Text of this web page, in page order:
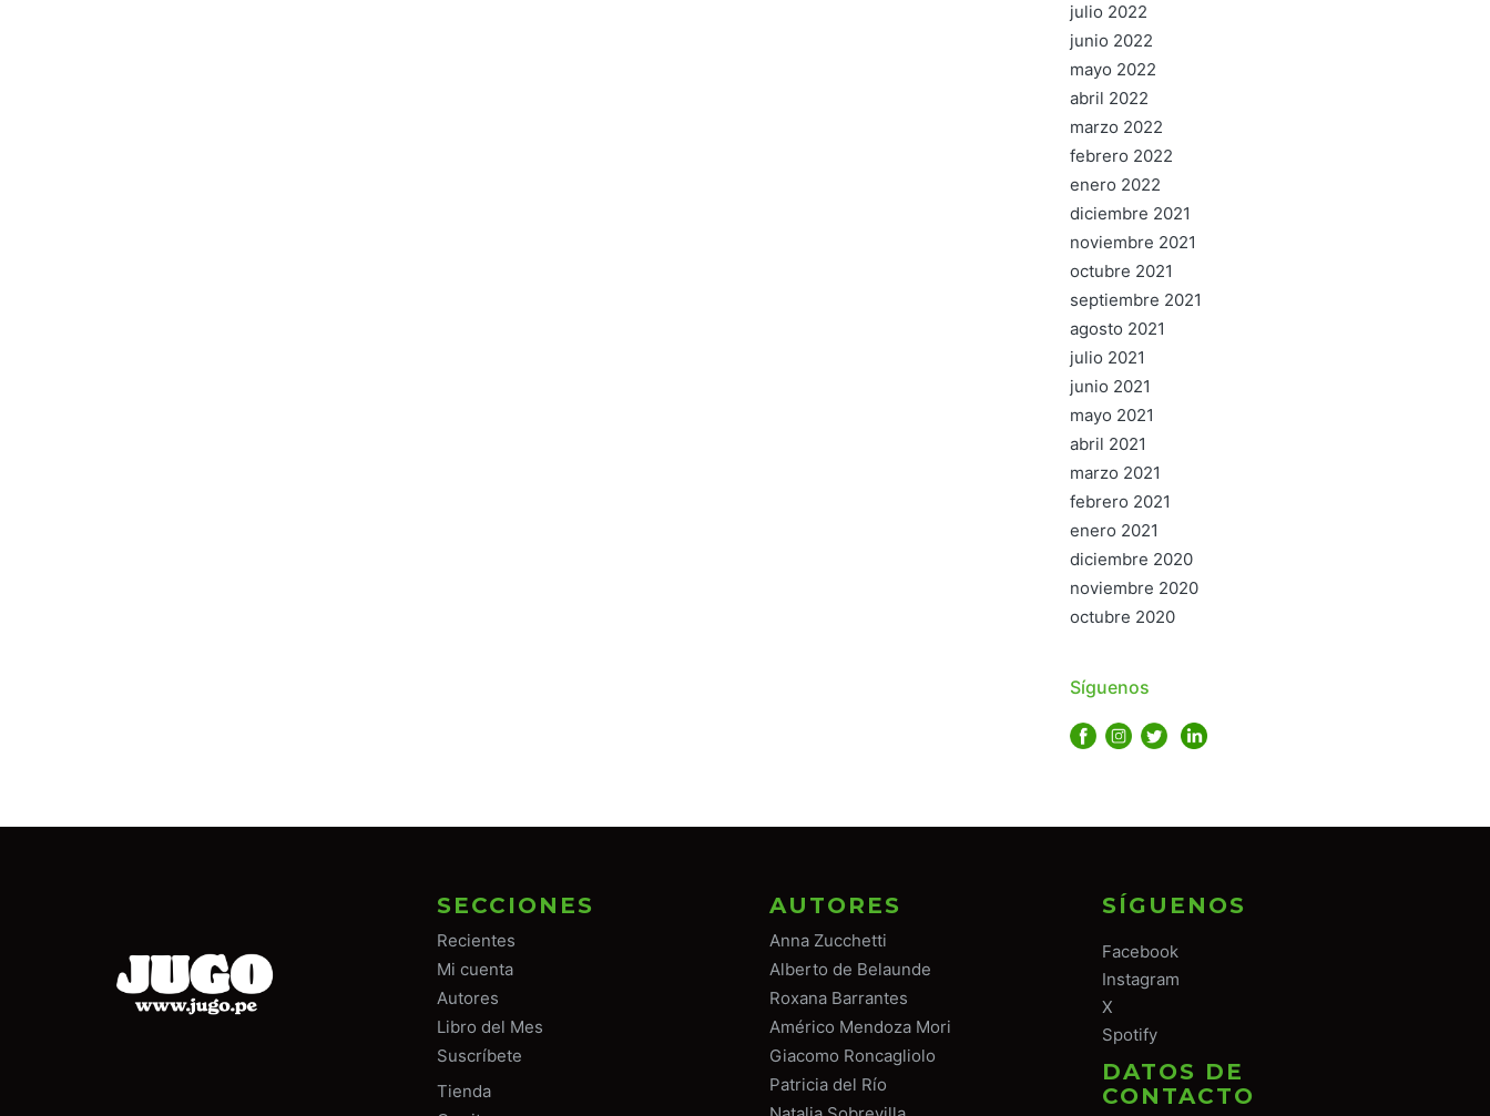
julio 2022
junio 2022
mayo 2022
abril 2022
marzo 2022
febrero 2022
enero 2022
diciembre 2021
noviembre 2021
octubre 2021
septiembre 2021
agosto 2021
julio 2021
junio 2021
mayo 2021
abril 2021
marzo 2021
febrero 2021
enero 2021
diciembre 2020
noviembre 2020
octubre 2020
Síguenos
SECCIONES
Recientes
Mi cuenta
Autores
Libro del Mes
Suscríbete
Tienda
AUTORES
Anna Zucchetti
Alberto de Belaunde
Roxana Barrantes
Américo Mendoza Mori
Giacomo Roncagliolo
Patricia del Río
SÍGUENOS
Facebook
Instagram
X
Spotify
DATOS DE
CONTACTO